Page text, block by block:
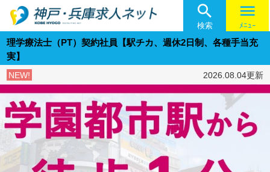

検索
menu
ﾒﾆｭｰ
理学療法士（PT）契約社員【駅チカ、週休2日制、各種手当充
実】
NEW! 2026.08.04更新